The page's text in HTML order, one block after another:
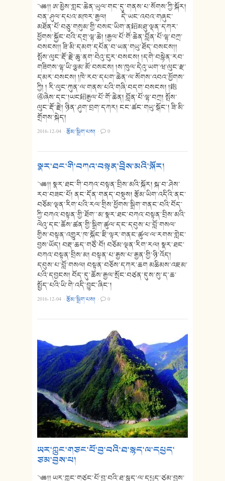
༄༅།། ཨ་མྱེས་གླང་ཆེན་ཡུལ་གང་དུ་གནས་པ་སོགས་ཀྱི་སྐོར།
བན་ཤུལ་དཔའ་མཁར་རྒྱལ། དེ་ཡང་འབའ་གཞུང་
མཐོན་པོ་བཅུ་གསུམ་གྱི་བསང་ཡིག་ན鉊མཐུ་ལྡན་དཀར་
ཕྱོགས་སྐྱོང་བའི་དགྲ་ལྷ་ཆེ། །རྒྱལ་པོ་གོ་ཆེན་བློན་པོ་ལྷ་བཀྲ་
བསངས།། ཟི་མི་དམག་དཔོན་བ་ཡན་གཡུ་ཐོད་བསངས།།
སྤོས་ལུང་རྡོ་རྗེ་ཆུ་ནག་བེའུ་ངུར་བསངས། །དགེ་བསྙེན་རབ་
གཟིགས་ལྷ་ཡི་ལྕམ་མོ་བསངས། །ས་ཁུལ་དེའུ་ཡག་ཝ་ལུང་རྫ་
དམར་བསངས། །ཁེ་རབ་དཔག་ཆེན་ལ་སོགས་འབའ་ཕྱོགས་
ཀྱི། ། རི་ལུང་ཀུན་ལ་གནས་པའི་གཞི་བདག་བསངས། །鉋
④ཞེས་དང༌།ཡང鉊རྒྱལ་པོ་གོ་ཆེན། བློན་པོ་ལྷ་བཀྲ། སྤོས་
ལུང་རྡོ་རྗེ། ཉིན་ཤུག་བྲག་དཀར། ངང་ཚང་གཡུ་སྒོང༌། ཟི་མི་
གྲོགས་སྐེད།
2016-12-04 ·རྩོམ་སྒྲིག་པས། · 0
སྣར་ཐང་གི་བཀའ་བསྟན་བྲིས་མའི་སྐོར།
༄༅།། སྣར་ཐང་གི་བཀའ་བསྟན་བྲིས་མའི་སྐོར། སྐ་བ་ཤེས་
རབ་བཟང་པོ། ནང་དོན་གནད་བསྡུས། རྩོམ་ཡིག་འདིའི་ནང་
བཅོམ་ལྡན་རིག་པའི་རལ་གྲིས་ཕྱོགས་སྒྲིག་གནང་བའི་བོད་
ཀྱི་བཀའ་བསྟན་གྱི་ཐོག་་མ་སྣར་ཐང་བཀའ་བསྟན་བྲིས་མའི་
ལེའུ་དང་ཆོས་ཚན་གྱི་སྒྲིག་ཚུལ་དང་དབུས་པ་བློ་གསལ་
གྱིས་བསྟན་འགྱུར་ཁ་སྐོང་ཇི་ལྟར་གནང་ཚུལ་ལ་རགས་གླེང་
བྱས་ཡོད། བརྡ་ཆད་གཙོ་བོ། བཅོམ་ལྡན་རིག་རལ། སྣར་ཐང་
བཀའ་བསྟན་བྲིས་མ། བསྟན་པ་རྒྱས་པ་རྒྱན་གྱི་ཉི་འོད།
དབུས་པ་བློ་གསལ། བསྟན་བཅོས་དཀར་ཆག མཆིམས་འཇམ་
པའི་དབྱངས། བོད་དུ་ཆོས་རྒྱལ་སྲོང་བཙན་དུས་སུ་ད་ཆ་
སྤྱོད་པའི་ཡི་གེ་འདི་བྱུང་ཞིང༌།
2016-12-04 ·རྩོམ་སྒྲིག་པས། · 0
ཡར་ཀླུང་གཙང་པོ་བྱ་བའི་ཐ་སྙད་ལ་དཔྱད་
ཙམ་བྱས་པ།
༄༅།། ཡར་ཀླུང་གཙང་པོ་བྱ་བའི་ཐ་སྙད་ལ་དཔྱད་ཙམ་བྱས་